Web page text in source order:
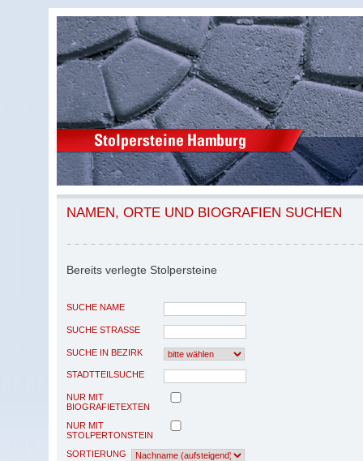
NAMEN, ORTE UND BIOGRAFIEN SUCHEN
Bereits verlegte Stolpersteine
SUCHE NAME
SUCHE STRASSE
SUCHE IN BEZIRK
STADTTEILSUCHE
NUR MIT
BIOGRAFIETEXTEN
NUR MIT
STOLPERTONSTEIN
SORTIERUNG